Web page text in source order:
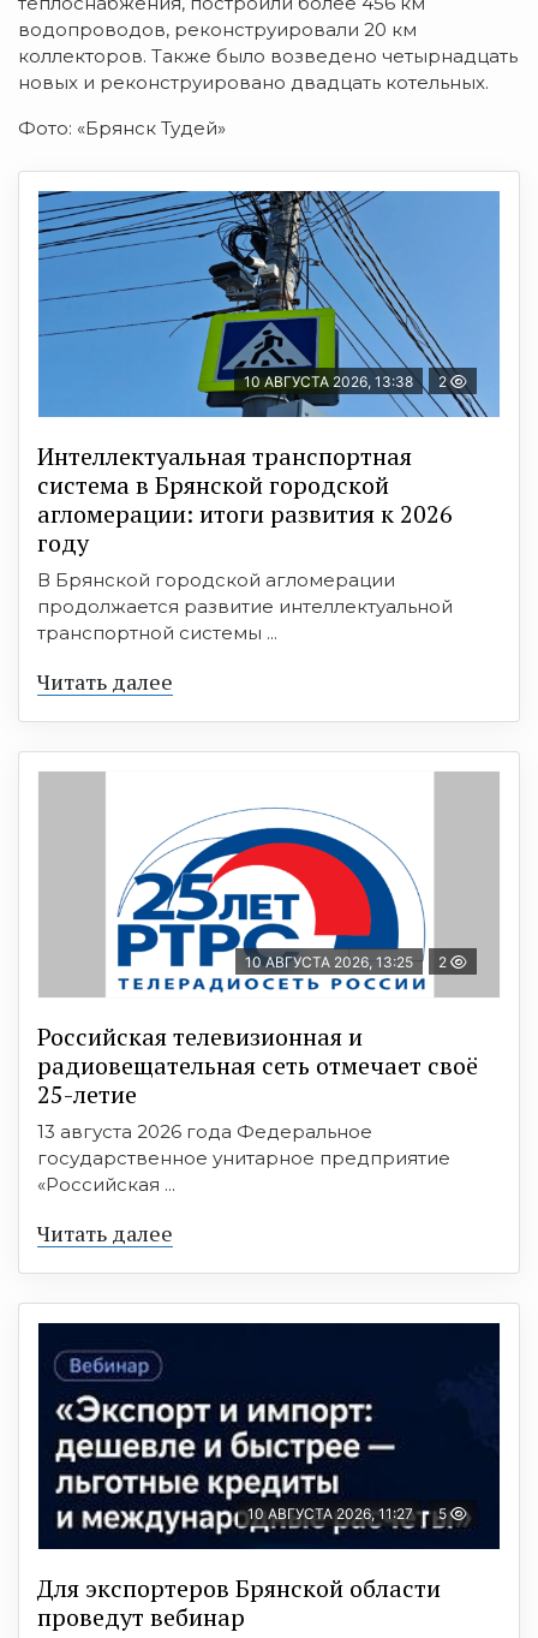
водопроводов, реконструировали 20 км
коллекторов. Также было возведено четырнадцать
новых и реконструировано двадцать котельных.
Фото: «Брянск Тудей»
10 АВГУСТА 2026, 13:38 2
Интеллектуальная транспортная
система в Брянской городской
агломерации: итоги развития к 2026
году
В Брянской городской агломерации
продолжается развитие интеллектуальной
транспортной системы ...
Читать далее
10 АВГУСТА 2026, 13:25 2
Российская телевизионная и
радиовещательная сеть отмечает своё
25-летие
13 августа 2026 года Федеральное
государственное унитарное предприятие
«Российская ...
Читать далее
10 АВГУСТА 2026, 11:27 5
Для экспортеров Брянской области
проведут вебинар